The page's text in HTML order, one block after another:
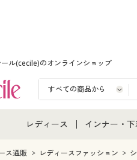
ル(cecile)のオンラインショップ
レディース
レディース通販すべて
インナー・
インナー・下
ス通販 レディースファッション